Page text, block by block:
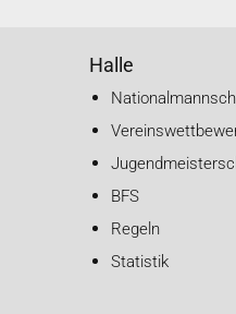
Halle
BFS
Regeln
Statistik